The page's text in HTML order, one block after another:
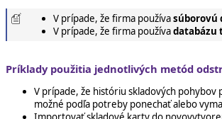
V prípade, že firma používasúborovú
V prípade, že firma používadatabázu
Príklady použitia jednotlivých metód
V prípade, že históriu skladových pohybov
možné podľa potreby ponechať alebo